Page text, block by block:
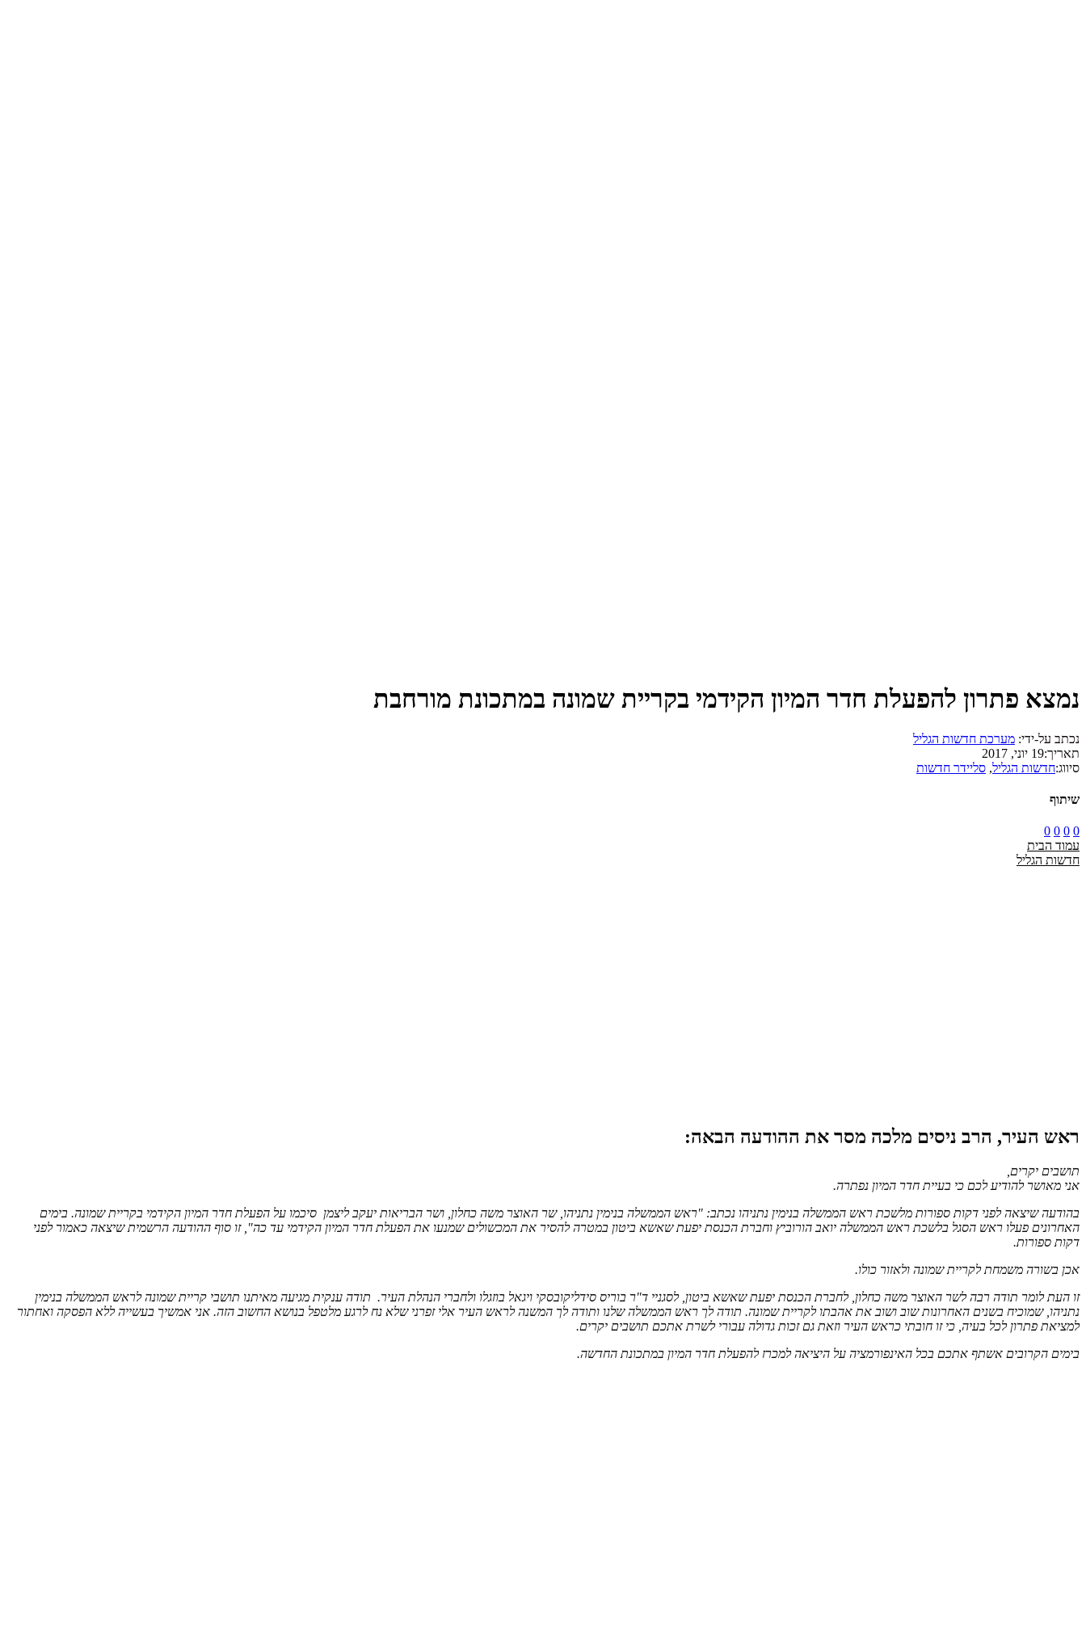
נמצא פתרון להפעלת חדר המיון הקידמי בקריית שמונה במתכונת מורחבת
נכתב על-ידי: מערכת חדשות הגליל
תאריך:19 יוני, 2017
סיווג:חדשות הגליל, סליידר חדשות
שיתוף
0
0
0
0
עמוד הבית
חדשות הגליל
ראש העיר, הרב ניסים מלכה מסר את ההודעה הבאה:
תושבים יקרים,
אני מאושר להודיע לכם כי בעיית חדר המיון נפתרה.
בהודעה שיצאה לפני דקות ספורות מלשכת ראש הממשלה בנימין נתניהו נכתב: "ראש הממשלה בנימין נתניהו, שר האוצר משה כחלון, ושר הבריאות יעקב ליצמן סיכמו על הפעלת חדר המיון הקידמי בקריית שמונה. בימים
האחרונים פעלו ראש הסגל בלשכת ראש הממשלה יואב הורוביץ וחברת הכנסת יפעת שאשא ביטון במטרה להסיר את המכשולים שמנעו את הפעלת חדר המיון הקידמי עד כה", זו סוף ההודעה הרשמית שיצאה כאמור לפני
דקות ספורות.
אכן בשורה משמחת לקריית שמונה ולאזור כולו.
זו העת לומר תודה רבה לשר האוצר משה כחלון, לחברת הכנסת יפעת שאשא ביטון, לסגניי ד"ר בוריס סידליקובסקי ויגאל בוזגלו ולחברי הנהלת העיר. תודה ענקית מגיעה מאיתנו תושבי קריית שמונה לראש הממשלה בנימין
נתניהו, שמוכיח בשנים האחרונות שוב ושוב את אהבתו לקריית שמונה. תודה לך ראש הממשלה שלנו ותודה לך המשנה לראש העיר אלי זפרני שלא נח לרגע מלטפל בנושא החשוב הזה. אני אמשיך בעשייה ללא הפסקה ואחתור
למציאת פתרון לכל בעיה, כי זו חובתי כראש העיר וזאת גם זכות גדולה עבורי לשרת אתכם תושבים יקרים.
בימים הקרובים אשתף אתכם בכל האינפורמציה על היציאה למכרז להפעלת חדר המיון במתכונת החדשה.